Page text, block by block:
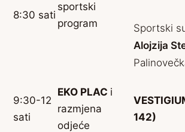
8:30 sati
sportski
program
Sportski
Alojzija
9:30-12
sati
EKO PLAC i
razmjena
odjeće
142)